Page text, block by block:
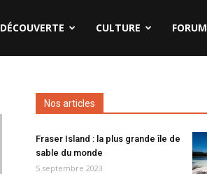
DÉCOUVERTE CULTURE FORUM
Nos articles
Fraser Island : la plus grande île de
sable du monde
5 septembre 2023